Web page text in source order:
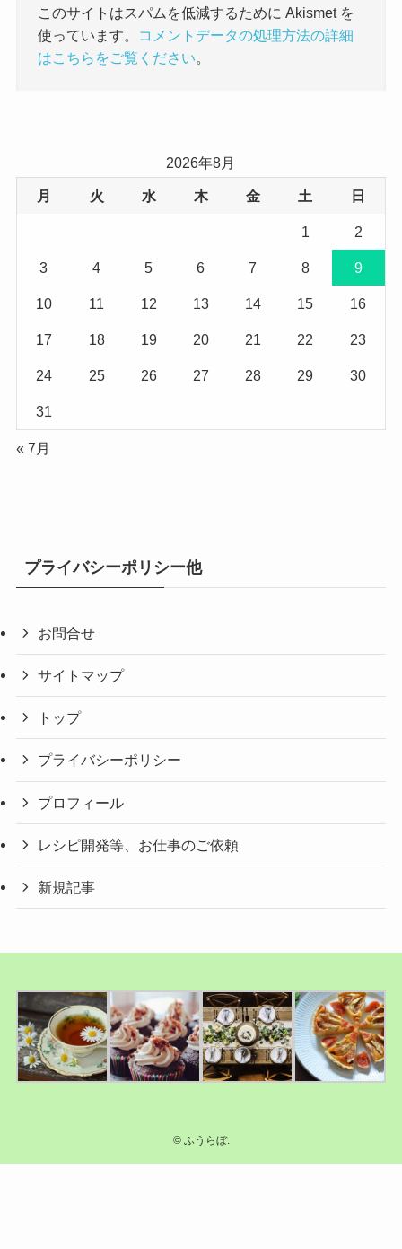
このサイトはスパムを低減するために Akismet を
使っています。
コメントデータの処理方法の詳細
はこちらをご覧ください
2026年8月
月 火 水 木 金 土 日
1 2
3 4 5 6 7 8 9
10 11 12 13 14 15 16
17 18 19 20 21 22 23
24 25 26 27 28 29 30
31
« 7月
プライバシーポリシー他
お問合せ
サイトマップ
トップ
プライバシーポリシー
プロフィール
レシピ開発等、お仕事のご依頼
新規記事
©ふうらぼ.